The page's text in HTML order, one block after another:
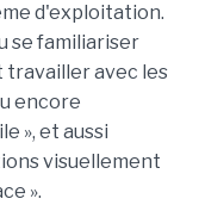
d'exploitation.
se familiariser
travailler avec les
encore
», et aussi
visuellement
».